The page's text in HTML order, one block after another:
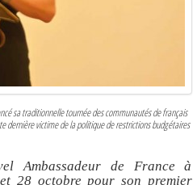
sa traditionnelle tournée des communautés de français
dernière victime de la politique de restrictions budgétaires
Ambassadeur de France à
28 octobre pour son premier